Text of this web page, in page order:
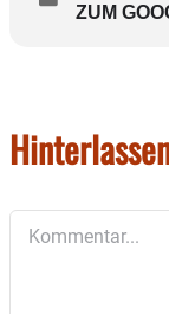
ZUM